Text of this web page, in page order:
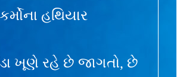
હથિયાર
ખૂણે રહે છે જાગતો, છે